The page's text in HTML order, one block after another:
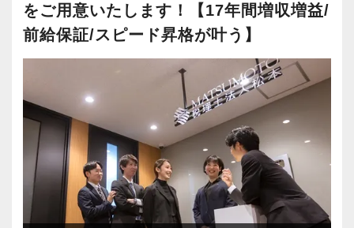
運輸・倉庫(10) 貿易 (12)
その他サービス業(18)
その他(11)
をご用意いたします！【17年間増収増益/
前給保証/スピード昇格が叶う】